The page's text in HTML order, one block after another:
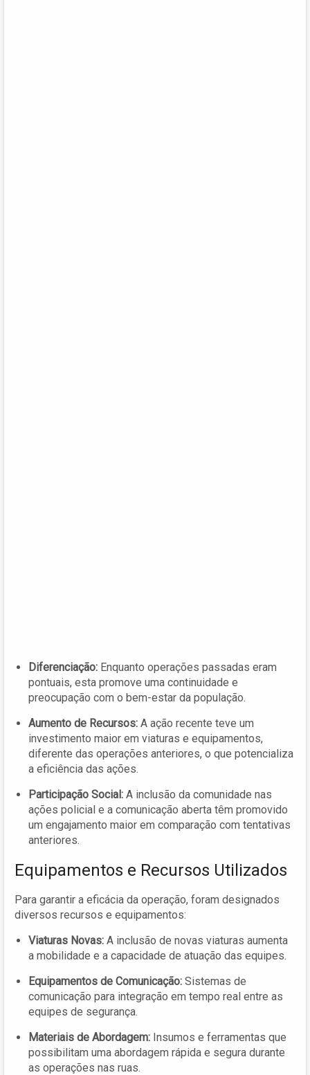
Diferenciação: Enquanto operações passadas eram
pontuais, esta promove uma continuidade e
preocupação com o bem-estar da população.
Aumento de Recursos: A ação recente teve um
investimento maior em viaturas e equipamentos,
diferente das operações anteriores, o que potencializa
a eficiência das ações.
Participação Social: A inclusão da comunidade nas
ações policial e a comunicação aberta têm promovido
um engajamento maior em comparação com tentativas
anteriores.
Equipamentos e Recursos Utilizados
Para garantir a eficácia da operação, foram designados
diversos recursos e equipamentos:
Viaturas Novas: A inclusão de novas viaturas aumenta
a mobilidade e a capacidade de atuação das equipes.
Equipamentos de Comunicação: Sistemas de
comunicação para integração em tempo real entre as
equipes de segurança.
Materiais de Abordagem: Insumos e ferramentas que
possibilitam uma abordagem rápida e segura durante
as operações nas ruas.